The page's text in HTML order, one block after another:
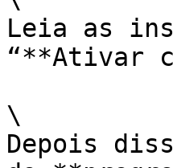
Leia as
“**Ativar
\
Depois